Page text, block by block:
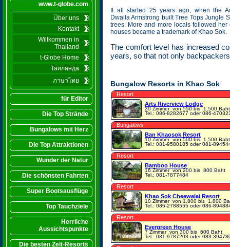
www.t-globe.com
Über uns
Kontakt
Willkommen in
Thailand
t-Globe Home
Таиланда
ภาษาไทย
für Editor
Die Top Strände
Bungalows mit Herz
Die Top Attraktionen
Wunder der Natur
Die schönsten Fahrten
Super Bootsausflüge
Top Tauchziele
Herrliche
Aussichtspunkte
Die besten Zelt-Resorts
It all started 25 years ago, when the
Dwaila Armstrong built Tree Tops Jungle
trees. More and more locals followed
houses became a trademark of Khao Sok.
The comfort level has increased
years, so that not only
Bungalow Resorts in Khao Sok
Resort
Arts Riverview Lodge
30 Zimmervon 550 bis 1,500 Baht
Tel.: 086-8282677 oder 086-
Bungalows
Ban Khaosok Resort
10 Zimmervon 500 bis 1,500 Baht
Tel.: 081-9580185 oder 081-
Resort
Bamboo House
16 Zimmervon 200 bis 800 Baht
Tel.: 081-7877484
Resort
Khao Sok Cheewalai Resort
10 Zimmervon 1,800 bis 1,800
Tel.: 086-2788555 oder 086-
Resort
Evergreen House
7 Zimmervon 300 bis 600 Baht
Tel.: 081-9787203 oder 083-